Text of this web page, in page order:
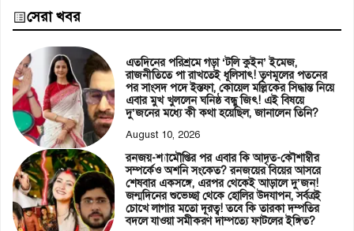
সেরা খবর
এতদিনের পরিশ্রমে গড়া ‘টলি কুইন’ ইমেজ,
রাজনীতিতে পা রাখতেই ধূলিসাৎ! তৃণমূলের পতনের
পর সাংসদ পদে ইস্তফা, কোয়েল মল্লিকের সিদ্ধান্ত নিয়ে
এবার মুখ খুললেন ঘনিষ্ঠ বন্ধু জিৎ! এই বিষয়ে
দু’জনের মধ্যে কী কথা হয়েছিল, জানালেন তিনি?
August 10, 2026
রনজয়-শ্যামৌপ্তির পর এবার কি আদৃত-কৌশাম্বীর
সম্পর্কেও অশনি সংকেত? রনজয়ের বিয়ের আসরে
শেষবার একসঙ্গে, এরপর থেকেই আড়ালে দু’জন!
জন্মদিনের শুভেচ্ছা থেকে হোলির উদযাপন, সর্বত্রই
চোখে লাগার মতো দূরত্ব! তবে কি তারকা দম্পতির
বদলে যাওয়া সমীকরণ দাম্পত্যে ফাটলের ইঙ্গিত?